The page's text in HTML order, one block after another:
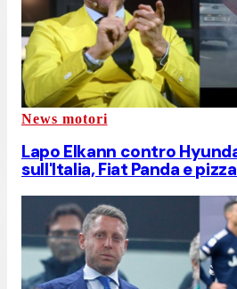
News motori
Lapo Elkann contro
sull'Italia, Fiat Panda e